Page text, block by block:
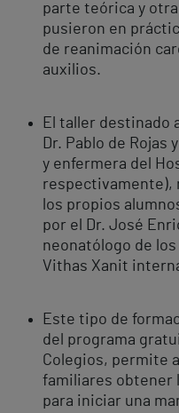
parte teórica y
pusieron en
de reanimación
auxilios.
El taller destinado
Dr. Pablo de Rojas
y enfermera del
respectivamente),
los propios
por el Dr. José
neonatólogo de
Vithas Xanit
Este tipo de
del programa
Colegios, permite
familiares obtener
para iniciar una